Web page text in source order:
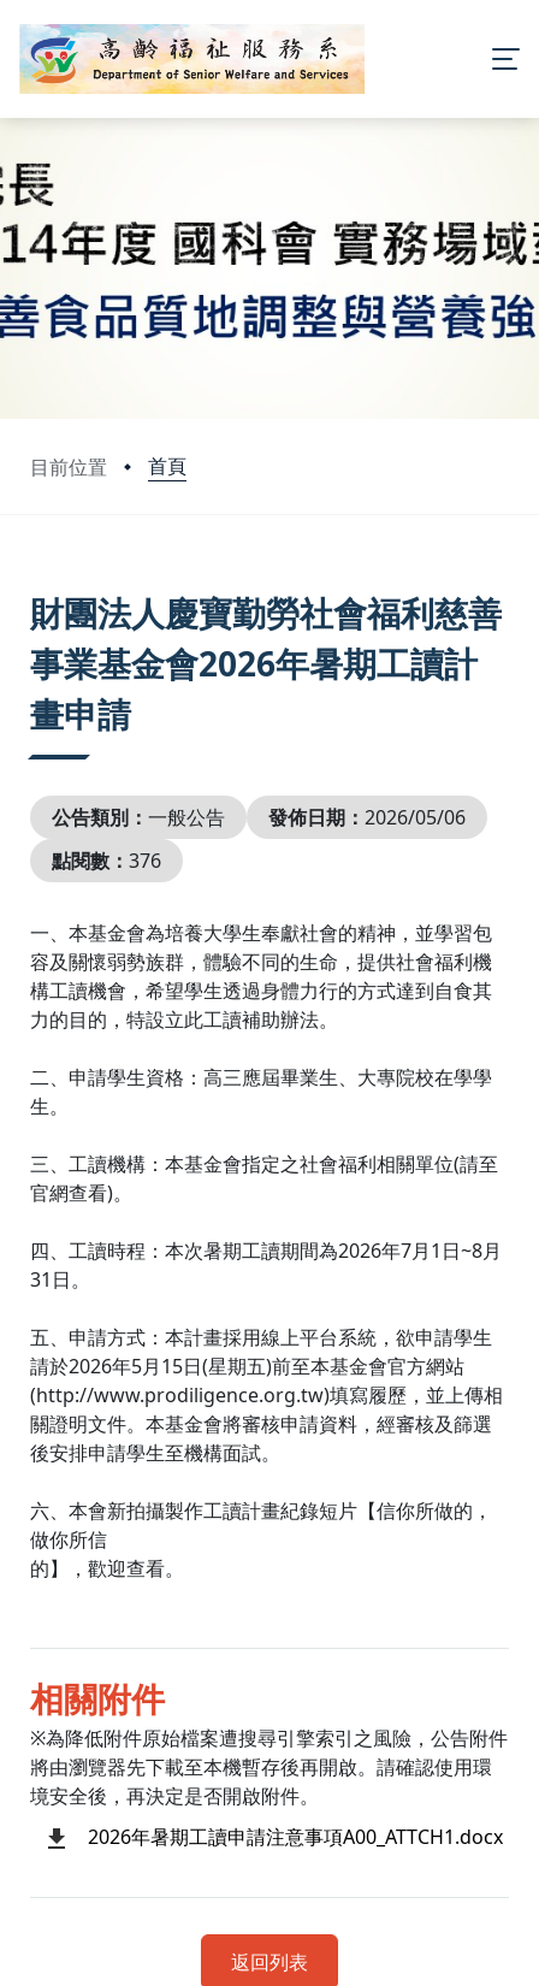
目前位置 首頁
財團法人慶寶勤勞社會福利慈善
事業基金會2026年暑期工讀計
畫申請
公告類別： 一般公告 發佈日期： 2026/05/06
點閱數： 376
一、本基金會為培養大學生奉獻社會的精神，並學習包
容及關懷弱勢族群，體驗不同的生命，提供社會福利機
構工讀機會，希望學生透過身體力行的方式達到自食其
力的目的，特設立此工讀補助辦法。
二、申請學生資格：高三應屆畢業生、大專院校在學學
生。
三、工讀機構：本基金會指定之社會福利相關單位(請至
官網查看)。
四、工讀時程：本次暑期工讀期間為2026年7月1日~8月
31日。
五、申請方式：本計畫採用線上平台系統，欲申請學生
請於2026年5月15日(星期五)前至本基金會官方網站
(http://www.prodiligence.org.tw)填寫履歷，並上傳相
關證明文件。本基金會將審核申請資料，經審核及篩選
後安排申請學生至機構面試。
六、本會新拍攝製作工讀計畫紀錄短片【信你所做的，
做你所信
的】，歡迎查看。
相關附件
※為降低附件原始檔案遭搜尋引擎索引之風險，公告附件
將由瀏覽器先下載至本機暫存後再開啟。請確認使用環
境安全後，再決定是否開啟附件。
2026年暑期工讀申請注意事項A00_ATTCH1.docx
返回列表